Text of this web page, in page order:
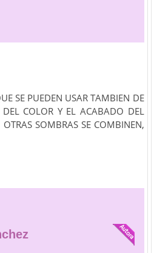
SE PUEDEN USAR TAMBIEN DE
COLOR Y EL ACABADO DEL
SOMBRAS SE COMBINEN,